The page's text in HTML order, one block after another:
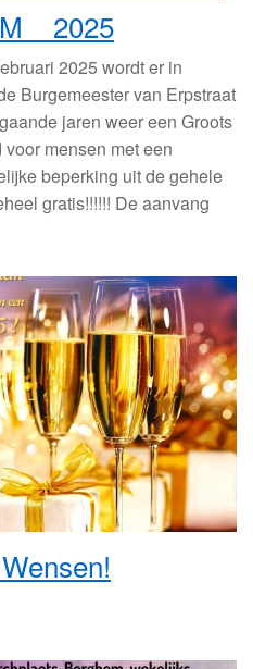
2025
2025 wordt er in
Burgemeester van Erpstraat
jaren weer een Groots
mensen met een
beperking uit de gehele
gratis!!!!!! De aanvang